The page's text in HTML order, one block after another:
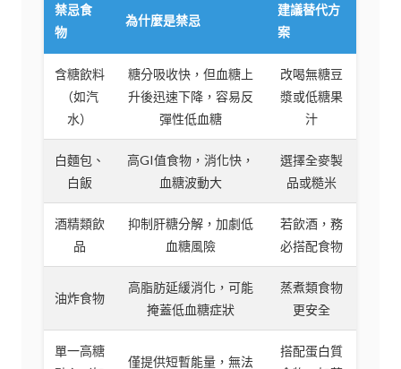
禁忌食
物
為什麼是禁忌
建議替代方
案
含糖飲料
（如汽
水）
糖分吸收快，但血糖上
升後迅速下降，容易反
彈性低血糖
改喝無糖豆
漿或低糖果
汁
白麵包、
白飯
高GI值食物，消化快，
血糖波動大
選擇全麥製
品或糙米
酒精類飲
品
抑制肝糖分解，加劇低
血糖風險
若飲酒，務
必搭配食物
油炸食物
高脂肪延緩消化，可能
掩蓋低血糖症狀
蒸煮類食物
更安全
單一高糖
僅提供短暫能量，無法
搭配蛋白質